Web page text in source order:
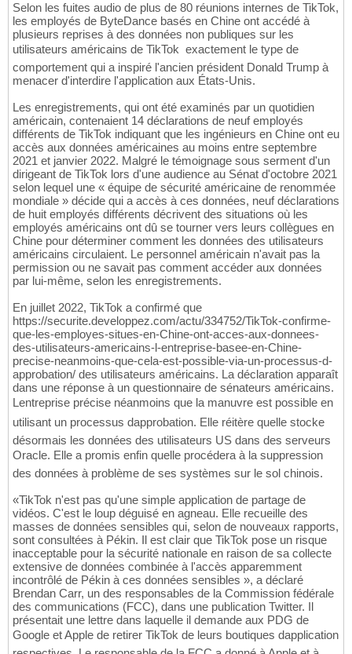
Selon les fuites audio de plus de 80 réunions internes de TikTok,
les employés de ByteDance basés en Chine ont accédé à
plusieurs reprises à des données non publiques sur les
utilisateurs américains de TikTok  exactement le type de
comportement qui a inspiré l'ancien président Donald Trump à
menacer d'interdire l'application aux États-Unis.
Les enregistrements, qui ont été examinés par un quotidien
américain, contenaient 14 déclarations de neuf employés
différents de TikTok indiquant que les ingénieurs en Chine ont eu
accès aux données américaines au moins entre septembre
2021 et janvier 2022. Malgré le témoignage sous serment d'un
dirigeant de TikTok lors d'une audience au Sénat d'octobre 2021
selon lequel une « équipe de sécurité américaine de renommée
mondiale » décide qui a accès à ces données, neuf déclarations
de huit employés différents décrivent des situations où les
employés américains ont dû se tourner vers leurs collègues en
Chine pour déterminer comment les données des utilisateurs
américains circulaient. Le personnel américain n'avait pas la
permission ou ne savait pas comment accéder aux données
par lui-même, selon les enregistrements.
En juillet 2022, TikTok a confirmé que
https://securite.developpez.com/actu/334752/TikTok-confirme-
que-les-employes-situes-en-Chine-ont-acces-aux-donnees-
des-utilisateurs-americains-l-entreprise-basee-en-Chine-
precise-neanmoins-que-cela-est-possible-via-un-processus-d-
approbation/ des utilisateurs américains. La déclaration apparaît
dans une réponse à un questionnaire de sénateurs américains.
Lentreprise précise néanmoins que la manuvre est possible en
utilisant un processus dapprobation. Elle réitère quelle stocke
désormais les données des utilisateurs US dans des serveurs
Oracle. Elle a promis enfin quelle procédera à la suppression
des données à problème de ses systèmes sur le sol chinois.
«TikTok n'est pas qu'une simple application de partage de
vidéos. C'est le loup déguisé en agneau. Elle recueille des
masses de données sensibles qui, selon de nouveaux rapports,
sont consultées à Pékin. Il est clair que TikTok pose un risque
inacceptable pour la sécurité nationale en raison de sa collecte
extensive de données combinée à l'accès apparemment
incontrôlé de Pékin à ces données sensibles », a déclaré
Brendan Carr, un des responsables de la Commission fédérale
des communications (FCC), dans une publication Twitter. Il
présentait une lettre dans laquelle il demande aux PDG de
Google et Apple de retirer TikTok de leurs boutiques dapplication